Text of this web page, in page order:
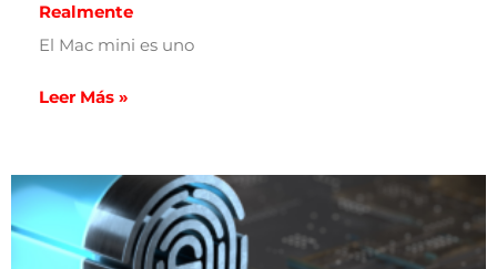
Realmente
El Mac mini es uno
Leer Más »